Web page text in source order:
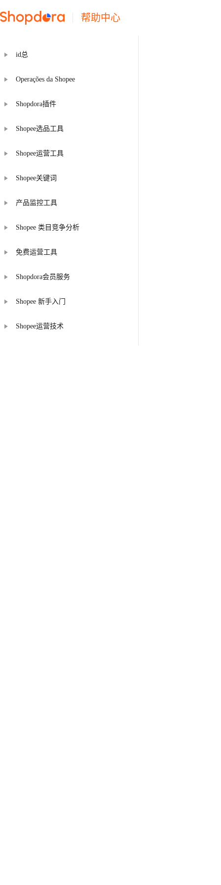
帮助中心
id总
Operações da Shopee
Shopdora插件
Shopee选品工具
Shopee运营工具
Shopee关键词
产品监控工具
Shopee 类目竞争分析
免费运营工具
Shopdora会员服务
Shopee 新手入门
Shopee运营技术